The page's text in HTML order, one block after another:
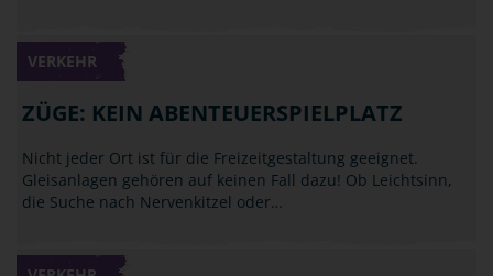
VERKEHR
ZÜGE: KEIN ABENTEUERSPIELPLATZ
Nicht jeder Ort ist für die Freizeitgestaltung geeignet.
Gleisanlagen gehören auf keinen Fall dazu! Ob Leichtsinn,
die Suche nach Nervenkitzel oder…